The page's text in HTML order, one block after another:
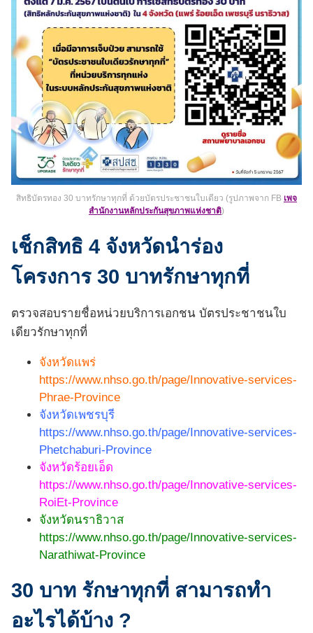
สิทธิบัตรทอง 30 บาทรักษาทุกที่ ด้วยบัตรประชาชนใบเดียว (รูปภาพจาก FB เพจ
สำนักงานหลักประกันสุขภาพแห่งชาติ)
เช็กสิทธิ 4 จังหวัดนำร่อง
โครงการ 30 บาทรักษาทุกที่
ตรวจสอบรายชื่อหน่วยบริการเอกชน บัตรประชาชนใบ
เดียวรักษาทุกที่
จังหวัดแพร่
https://www.nhso.go.th/page/Innovative-services-
Phrae-Province
จังหวัดเพชรบุรี
https://www.nhso.go.th/page/Innovative-services-
Phetchaburi-Province
จังหวัดร้อยเอ็ด
https://www.nhso.go.th/page/Innovative-services-
RoiEt-Province
จังหวัดนราธิวาส
https://www.nhso.go.th/page/Innovative-services-
Narathiwat-Province
30 บาท รักษาทุกที่ สามารถทำ
อะไรได้บ้าง ?